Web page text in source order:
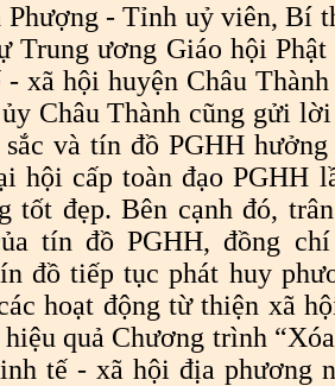
- Tỉnh uỷ viên, Bí
Trung ương Giáo hội Phật
xã hội huyện Châu
Châu Thành cũng gửi
và tín đồ PGHH hưởng
hội cấp toàn đạo PGHH
tốt đẹp. Bên cạnh đó,
tín đồ PGHH, đồng
đồ tiếp tục phát huy
hoạt động từ thiện xã
quả Chương trình
tế - xã hội địa phương